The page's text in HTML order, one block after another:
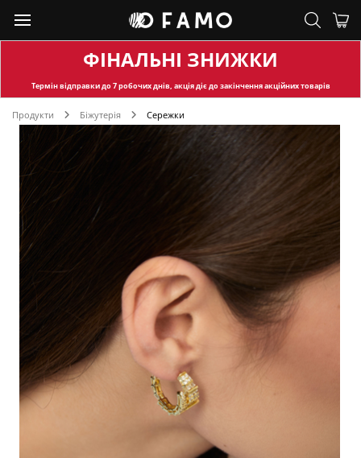
ФІНАЛЬНІ ЗНИЖКИ
Термін відправкидо 7 робочих днів, акція діє до закінчення акційних товарів
Продукти Біжутерія Сережки